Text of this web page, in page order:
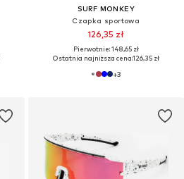
SURF MONKEY
Czapka sportowa
126,35 zł
Pierwotnie: 148,65 zł
Ostatnia najniższa cena:126,35 zł
+3